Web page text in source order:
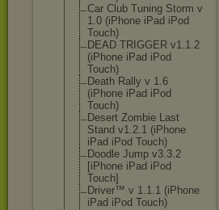
Car Club Tuning Storm v
1.0 (iPhone iPad iPod
Touch)
DEAD TRIGGER v1.1.2
(iPhone iPad iPod
Touch)
Death Rally v 1.6
(iPhone iPad iPod
Touch)
Desert Zombie Last
Stand v1.2.1 (iPhone
iPad iPod Touch)
Doodle Jump v3.3.2
[iPhone iPad iPod
Touch]
Driver™ v 1.1.1 (iPhone
iPad iPod Touch)